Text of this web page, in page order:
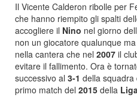
Il Vicente Calderon ribolle per
che hanno riempito gli spalti
accogliere il Nino nel giorno
non un giocatore qualunque
nella cantera che nel 2007 il
evitare il fallimento. Ora è
successivo al 3-1 della squadra
primo match del 2015 della